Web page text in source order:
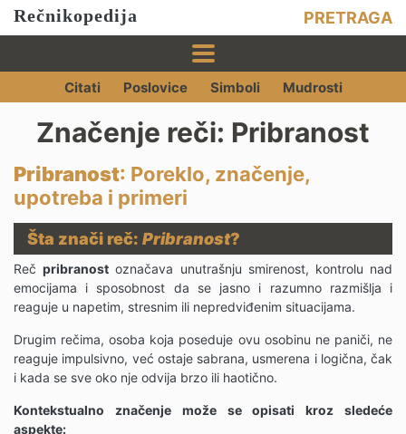
Rečnikopedija PRETRAGA
Citati Poslovice Simboli Mudrosti
Značenje reči: Pribranost
Pribranost: Poreklo, značenje,
upotreba i primeri
Šta znači reč: Pribranost?
Rečpribranost označava unutrašnju smirenost, kontrolu nad
emocijama i sposobnost da se jasno i razumno razmišlja i
reaguje u napetim, stresnim ili nepredviđenim situacijama.
Drugim rečima, osoba koja poseduje ovu osobinu ne paniči, ne
reaguje impulsivno, već ostaje sabrana, usmerena i logična, čak
i kada se sve oko nje odvija brzo ili haotično.
Kontekstualno značenje može se opisati kroz sledeće
aspekte: